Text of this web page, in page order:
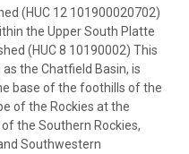
(HUC 12 101900020702)
the Upper South Platte
(HUC 8 10190002) This
the Chatfield Basin, is
base of the foothills of the
of the Rockies at the
the Southern Rockies,
Southwestern